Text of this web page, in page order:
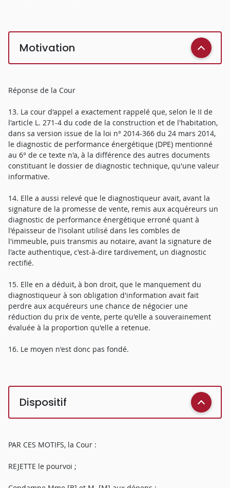
Motivation
Réponse de la Cour
13. La cour d'appel a exactement rappelé que, selon le II de
l'article L. 271-4 du code de la construction et de l'habitation,
dans sa version issue de la loi n° 2014-366 du 24 mars 2014,
le diagnostic de performance énergétique (DPE) mentionné
au 6° de ce texte n'a, à la différence des autres documents
constituant le dossier de diagnostic technique, qu'une valeur
informative.
14. Elle a aussi relevé que le diagnostiqueur avait, avant la
signature de la promesse de vente, remis aux acquéreurs un
diagnostic de performance énergétique erroné quant à
l'épaisseur de l'isolant utilisé dans les combles de
l'immeuble, puis transmis au notaire, avant la signature de
l'acte authentique, c'est-à-dire tardivement, un diagnostic
rectifié.
15. Elle en a déduit, à bon droit, que le manquement du
diagnostiqueur à son obligation d'information avait fait
perdre aux acquéreurs une chance de négocier une
réduction du prix de vente, perte qu'elle a souverainement
évaluée à la proportion qu'elle a retenue.
16. Le moyen n'est donc pas fondé.
Dispositif
PAR CES MOTIFS, la Cour :
REJETTE le pourvoi ;